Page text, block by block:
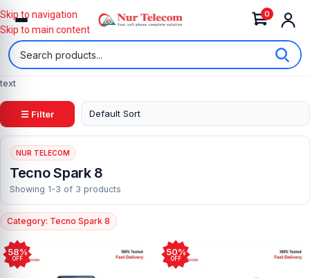
0
Skip to navigation
Skip to main content
text
☰ Filter
NUR TELECOM
Tecno Spark 8
Showing 1-3 of 3 products
Category: Tecno Spark 8
58%
OFF
50%
OFF